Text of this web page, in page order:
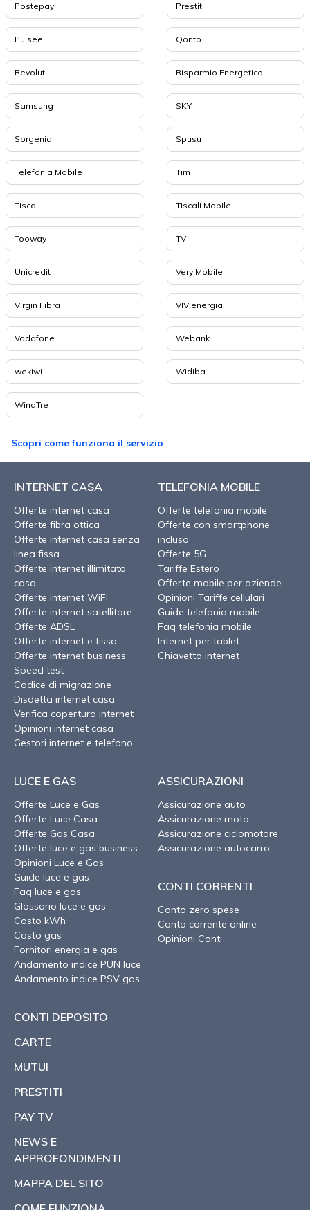
Postepay Prestiti
Pulsee Qonto
Revolut Risparmio Energetico
Samsung SKY
Sorgenia Spusu
Telefonia Mobile Tim
Tiscali Tiscali Mobile
Tooway TV
Unicredit Very Mobile
Virgin Fibra VIVIenergia
Vodafone Webank
wekiwi Widiba
WindTre
Scopri come funziona il servizio
INTERNET CASA
Offerte internet casa
Offerte fibra ottica
Offerte internet casa senza
linea fissa
Offerte internet illimitato
casa
Offerte internet WiFi
Offerte internet satellitare
Offerte ADSL
Offerte internet e fisso
Offerte internet business
Speed test
Codice di migrazione
Disdetta internet casa
Verifica copertura internet
Opinioni internet casa
Gestori internet e telefono
TELEFONIA MOBILE
Offerte telefonia mobile
Offerte con smartphone
incluso
Offerte 5G
Tariffe Estero
Offerte mobile per aziende
Opinioni Tariffe cellulari
Guide telefonia mobile
Faq telefonia mobile
Internet per tablet
Chiavetta internet
LUCE E GAS
Offerte Luce e Gas
Offerte Luce Casa
Offerte Gas Casa
Offerte luce e gas business
Opinioni Luce e Gas
Guide luce e gas
Faq luce e gas
Glossario luce e gas
Costo kWh
Costo gas
Fornitori energia e gas
Andamento indice PUN luce
Andamento indice PSV gas
ASSICURAZIONI
Assicurazione auto
Assicurazione moto
Assicurazione ciclomotore
Assicurazione autocarro
CONTI CORRENTI
Conto zero spese
Conto corrente online
Opinioni Conti
CONTI DEPOSITO
CARTE
MUTUI
PRESTITI
PAY TV
NEWS E
APPROFONDIMENTI
MAPPA DEL SITO